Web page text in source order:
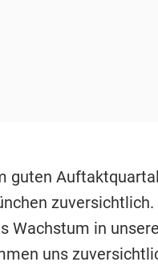
guten
Wachstum in
uns